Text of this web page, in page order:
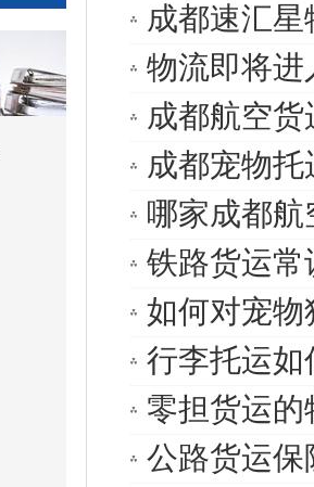
成都速汇
物流即将
成都航空
成都宠物
哪家成都
铁路货运常
如何对宠
行李托运如
零担货运的
公路货运